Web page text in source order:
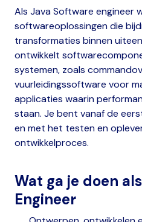
Als Java Software engineer
softwareoplossingen die
transformaties binnen
ontwikkelt
systemen, zoals
vuurleidingssoftware voor
applicaties waarin
staan. Je bent vanaf de
en met het testen en
ontwikkelproces.
Wat ga je doen
Engineer